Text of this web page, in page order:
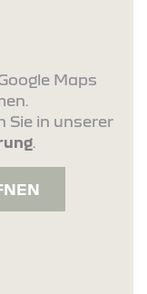
Maps
in unserer
.